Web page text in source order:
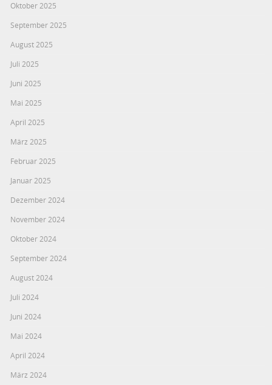
Oktober 2025
September 2025
August 2025
Juli 2025
Juni 2025
Mai 2025
April 2025
März 2025
Februar 2025
Januar 2025
Dezember 2024
November 2024
Oktober 2024
September 2024
August 2024
Juli 2024
Juni 2024
Mai 2024
April 2024
März 2024